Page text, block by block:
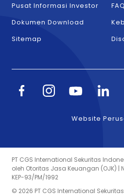
Pusat Informasi Investor
FAQ
Dokumen Download
Sitemap
Website
PT CGS International Sekuritas
oleh Otoritas Jasa Keuangan (OJK) |
KEP-93/PM/1992
© 2026 PT CGS International